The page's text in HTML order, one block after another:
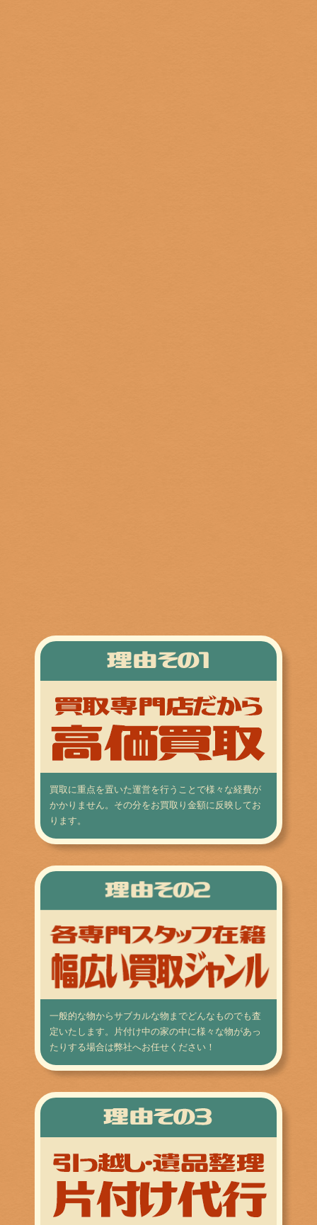
買取に重点を置いた運営を行うことで様々な経費が
かかりません。その分をお買取り金額に反映してお
ります。
一般的な物からサブカルな物までどんなものでも査
定いたします。片付け中の家の中に様々な物があっ
たりする場合は弊社へお任せください！